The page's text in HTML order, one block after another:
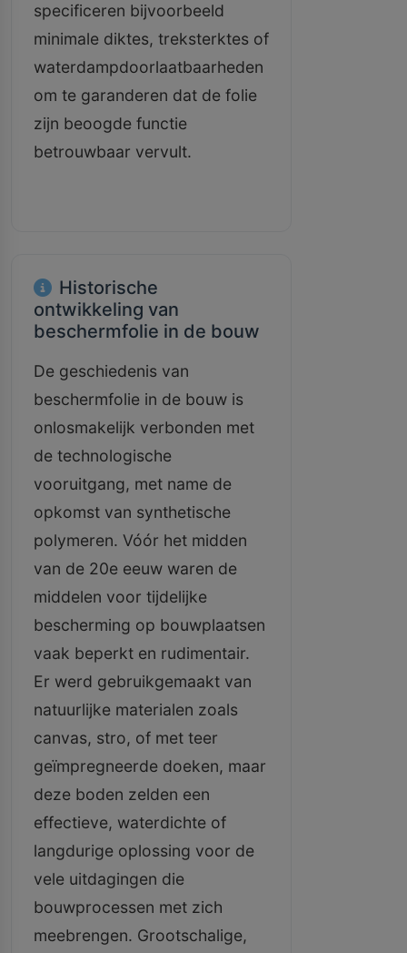
specificeren bijvoorbeeld
minimale diktes, treksterktes of
waterdampdoorlaatbaarheden
om te garanderen dat de folie
zijn beoogde functie
betrouwbaar vervult.
Historische
ontwikkeling van
beschermfolie in de bouw
De geschiedenis van
beschermfolie in de bouw is
onlosmakelijk verbonden met
de technologische
vooruitgang, met name de
opkomst van synthetische
polymeren. Vóór het midden
van de 20e eeuw waren de
middelen voor tijdelijke
bescherming op bouwplaatsen
vaak beperkt en rudimentair.
Er werd gebruikgemaakt van
natuurlijke materialen zoals
canvas, stro, of met teer
geïmpregneerde doeken, maar
deze boden zelden een
effectieve, waterdichte of
langdurige oplossing voor de
vele uitdagingen die
bouwprocessen met zich
meebrengen. Grootschalige,